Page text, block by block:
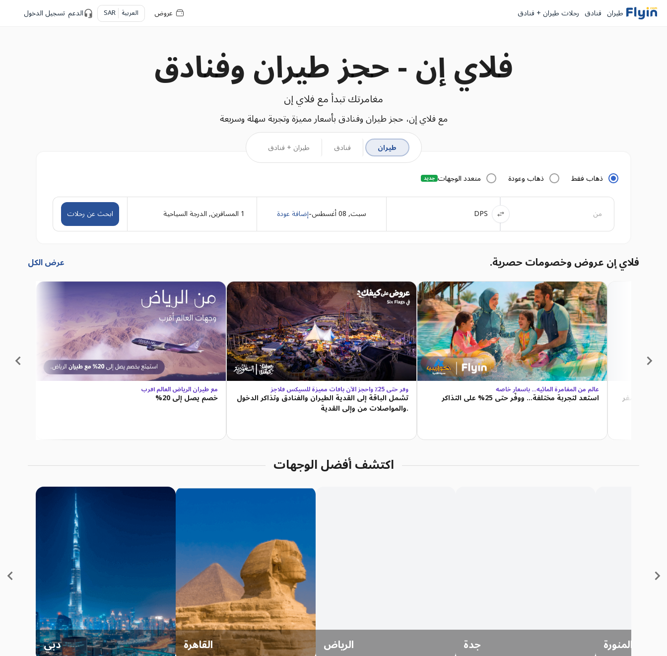
طيران فنادق رحلات طيران + فنادق عروض العربية SAR الدعم تسجيل الدخول
فلاي إن - حجز طيران وفنادق
مغامرتك تبدأ مع فلاي إن
مع فلاي إن، حجز طيران وفنادق بأسعار مميزة وتجربة سهلة وسريعة
طيران فنادق طيران + فنادق
ذهاب فقط ذهاب وعودة متعدد الوجهات جديد
سبت, 08 أغسطس -إضافة عودة 1 المسافرين,الدرجة السياحية ابحث عن رحلات
فلاي إن عروض وخصومات حصرية. عرض الكل
مع طيران الرياض العالم أقرب
‫‫‫خصم يصل إلى 20%
وفّر حتى 25٪ واحجز الآن باقات مميزة للسيكس فلاجز
تشمل الباقة إلى القدية الطيران والفنادق وتذاكر الدخول
والمواصلات من وإلى القدية.
عالم من المغامرة المائية… بأسعار خاصة
استعد لتجربة مختلفة… ووفّر حتى 25% على التذاكر أي قيود سفر
اكتشف أفضل الوجهات
دبي القاهرة الرياض جدة المدينة المنورة